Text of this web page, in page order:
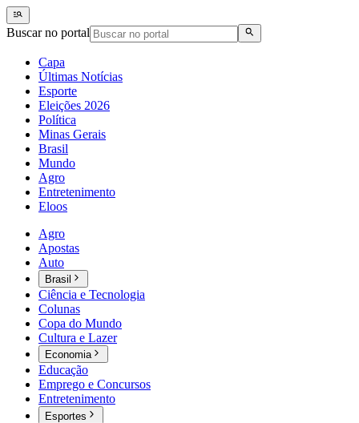
Buscar no portal
Capa
Últimas Notícias
Esporte
Eleições 2026
Política
Minas Gerais
Brasil
Mundo
Agro
Entretenimento
Eloos
Agro
Apostas
Auto
Brasil
Ciência e Tecnologia
Colunas
Copa do Mundo
Cultura e Lazer
Economia
Educação
Emprego e Concursos
Entretenimento
Esportes